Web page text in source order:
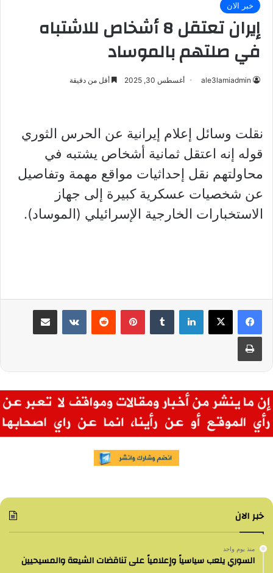
خبر الان
إيران تعتقل 8 أشخاص للاشتباه
في صلتهم بالموساد
ale3lamiadmin أغسطس 30, 2025 أقل من دقيقة
نقلت وسائل إعلام إيرانية عن الحرس الثوري
قوله إنه اعتقل ثمانية أشخاص يشتبه في
محاولتهم نقل إحداثيات مواقع مهمة وتفاصيل
عن شخصيات عسكرية كبيرة إلى جهاز
الاستخبارات الخارجية الإسرائيلي (الموساد).
لينكدإن بينتيريست مشاركة عبر البريد
طباعة
خبر الان
منذ يوم واحد
السوري يلعب سياسياً وإعلامياً على تناقضات الشيعة والمسيحيين